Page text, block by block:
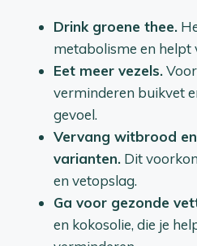
Drink groene thee.
metabolisme en helpt
Eet meer vezels.
verminderen buikvet
gevoel.
Vervang witbrood
varianten. Dit
en vetopslag.
Ga voor gezonde
en kokosolie, die je